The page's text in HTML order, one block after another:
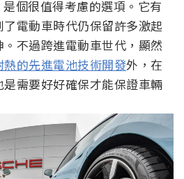
個很值得考慮的選項。它有
電動車時代仍保留許多激起
不過跨進電動車世代，顯然
的先進電池技術開發外，在
需要好好確保才能保證車輛